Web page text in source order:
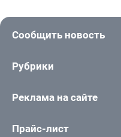
Сообщить новость
Рубрики
Реклама на сайте
Прайс-лист